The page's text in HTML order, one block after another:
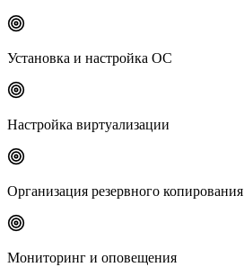
Установка и настройка ОС
Настройка виртуализации
Организация резервного копирования
Мониторинг и оповещения